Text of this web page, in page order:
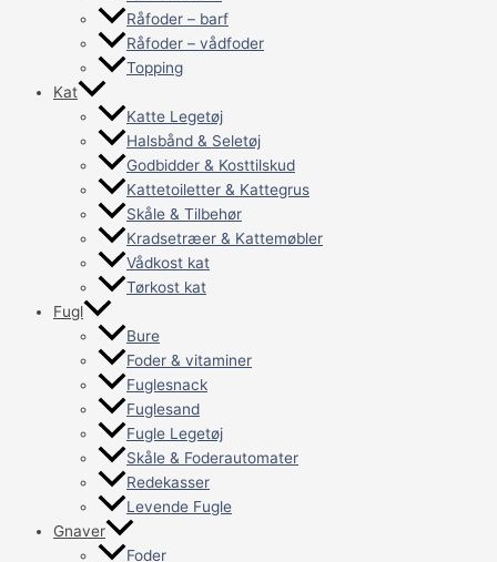
Råfoder – barf
Råfoder – vådfoder
Topping
Kat
Katte Legetøj
Halsbånd & Seletøj
Godbidder & Kosttilskud
Kattetoiletter & Kattegrus
Skåle & Tilbehør
Kradsetræer & Kattemøbler
Vådkost kat
Tørkost kat
Fugl
Bure
Foder & vitaminer
Fuglesnack
Fuglesand
Fugle Legetøj
Skåle & Foderautomater
Redekasser
Levende Fugle
Gnaver
Foder